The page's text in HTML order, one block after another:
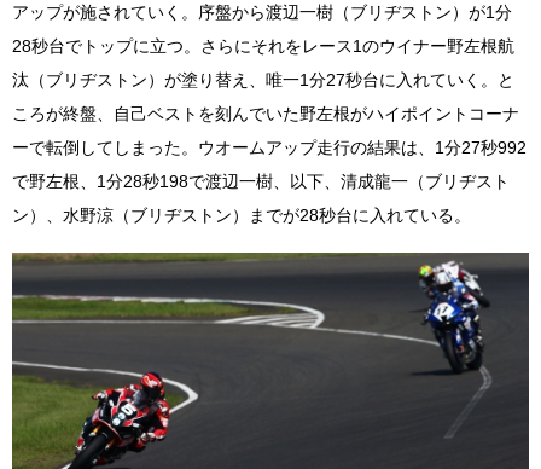
アップが施されていく。序盤から渡辺一樹（ブリヂストン）が1分
28秒台でトップに立つ。さらにそれをレース1のウイナー野左根航
汰（ブリヂストン）が塗り替え、唯一1分27秒台に入れていく。と
ころが終盤、自己ベストを刻んでいた野左根がハイポイントコーナ
ーで転倒してしまった。ウオームアップ走行の結果は、1分27秒992
で野左根、1分28秒198で渡辺一樹、以下、清成龍一（ブリヂスト
ン）、水野涼（ブリヂストン）までが28秒台に入れている。